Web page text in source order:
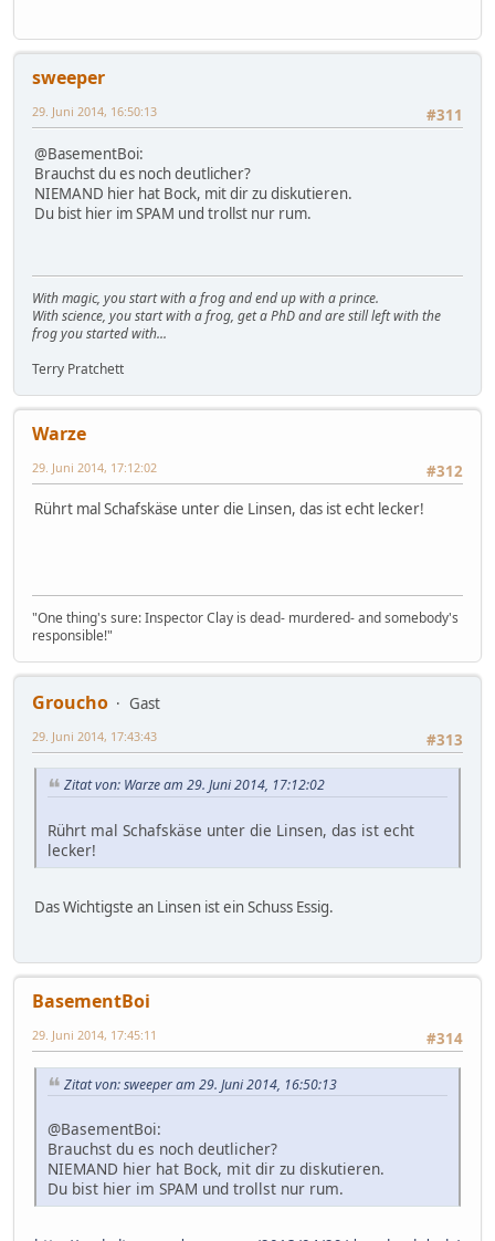
sweeper
#311
29. Juni 2014, 16:50:13
@BasementBoi:
Brauchst du es noch deutlicher?
NIEMAND hier hat Bock, mit dir zu diskutieren.
Du bist hier im SPAM und trollst nur rum.
With magic, you start with a frog and end up with a prince.
With science, you start with a frog, get a PhD and are still left with the
frog you started with...
Terry Pratchett
Warze
#312
29. Juni 2014, 17:12:02
Rührt mal Schafskäse unter die Linsen, das ist echt lecker!
"One thing's sure: Inspector Clay is dead- murdered- and somebody's
responsible!"
Groucho
Gast
#313
29. Juni 2014, 17:43:43
Zitat von: Warze am 29. Juni 2014, 17:12:02
Rührt mal Schafskäse unter die Linsen, das ist echt
lecker!
Das Wichtigste an Linsen ist ein Schuss Essig.
BasementBoi
#314
29. Juni 2014, 17:45:11
Zitat von: sweeper am 29. Juni 2014, 16:50:13
@BasementBoi:
Brauchst du es noch deutlicher?
NIEMAND hier hat Bock, mit dir zu diskutieren.
Du bist hier im SPAM und trollst nur rum.